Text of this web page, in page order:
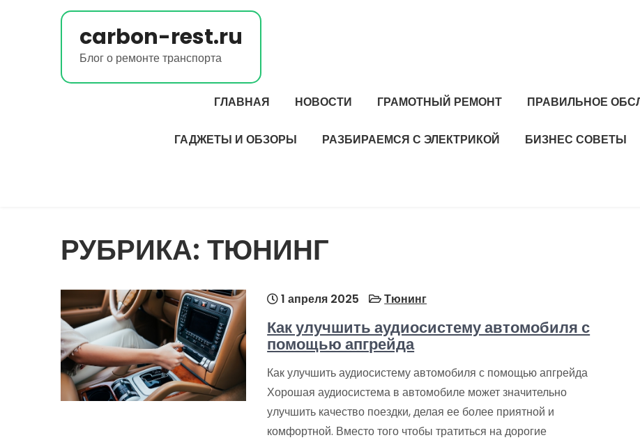
carbon-rest.ru
Блог о ремонте транспорта
ГЛАВНАЯ НОВОСТИ ГРАМОТНЫЙ РЕМОНТ ПРАВИЛЬНОЕ
ГАДЖЕТЫ И ОБЗОРЫ РАЗБИРАЕМСЯ С ЭЛЕКТРИКОЙ БИЗНЕС СОВЕТЫ
РУБРИКА: ТЮНИНГ
1 апреля 2025 Тюнинг
Как улучшить аудиосистему автомобиля с
помощью апгрейда
Как улучшить аудиосистему автомобиля с помощью апгрейда
Хорошая аудиосистема в автомобиле может значительно
улучшить качество поездки, делая ее более приятной и
комфортной. Вместо того чтобы тратиться на дорогие